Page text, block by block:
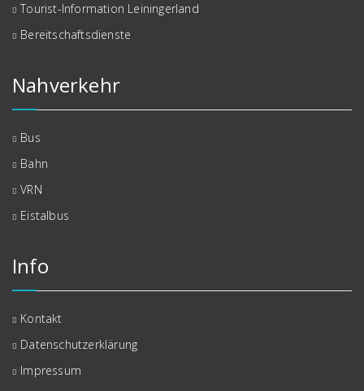
Tourist-Information Leiningerland
Bereitschaftsdienste
Nahverkehr
Bus
Bahn
VRN
Eistalbus
Info
Kontakt
Datenschutzerklärung
Impressum